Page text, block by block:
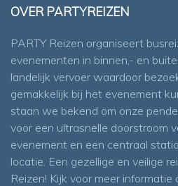
OVER PARTYREIZEN
PARTY Reizen organiseert
evenementen in binnen,- en
landelijk vervoer waardoor
gemakkelijk bij het evenement
staan we bekend om onze
voor een ultrasnelle doorstroom
evenement en een centraal
locatie. Een gezellige en veilige
Reizen! Kijk voor meer informatie